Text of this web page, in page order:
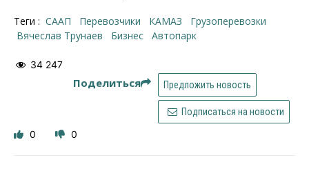
Теги : СААП перевозчики КАМАЗ
грузоперевозки
Вячеслав Трунаев
бизнес автопарк
34 247
Поделиться Предложить новость
Подписаться на новости
0 0